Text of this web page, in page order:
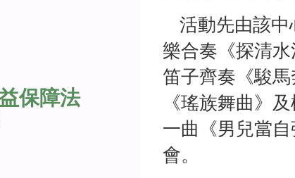
保障法
活動先由該中
樂合奏《探清
笛子齊奏《駿
《瑤族舞曲》
一曲《男兒當
會。